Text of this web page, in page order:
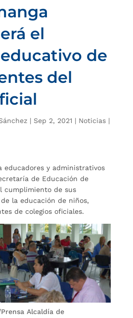
el
de
del
| Sep 2, 2021 | Noticias|
educadores y administrativos
de Educación de
cumplimiento de sus
la educación de niños,
de colegios oficiales.
Alcaldía de